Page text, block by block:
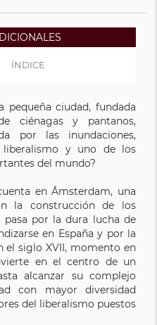
ÍNDICE
pequeña ciudad, fundada
ciénagas y pantanos,
por las inundaciones,
y uno de los
del mundo?
en Ámsterdam, una
la construcción de los
pasa por la dura lucha de
en España y por la
el siglo XVII, momento en
en el centro de un
alcanzar su complejo
con mayor diversidad
del liberalismo puestos